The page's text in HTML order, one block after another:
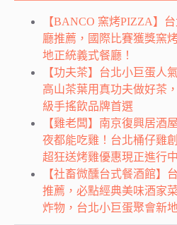
【BANCO 窯烤PIZZA】
廳推薦，國際比賽獲獎窯
地正統義式餐廳！
【功夫茶】台北小巨蛋人
高山茶葉用真功夫做好茶
級手搖飲品牌首選
【雞老闆】南京復興居酒
夜都能吃雞！台北桶仔雞
超狂送烤雞優惠現正進行中
【社畜微醺台式餐酒館】
推薦，必點經典美味酒家
炸物，台北小巨蛋聚會新地